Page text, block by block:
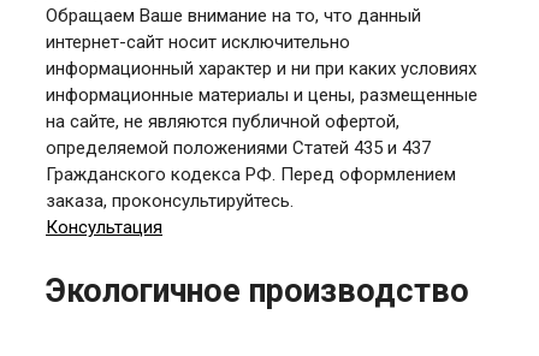
металлический
СД-1,8x12x5/4
(к/
оц/
нерж)
Обращаем Ваше внимание на то, что данный
интернет-сайт носит исключительно
информационный характер и ни при каких условиях
информационные материалы и цены, размещенные
на сайте, не являются публичной офертой,
определяемой положениями Статей 435 и 437
Гражданского кодекса РФ. Перед оформлением
заказа, проконсультируйтесь.
Консультация
Экологичное производство